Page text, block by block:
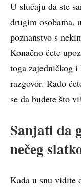
U slučaju da ste
drugim osobama,
poznanstvo s
Konačno ćete
toga zajedničkog
razgovor. Rado
se da budete što
Sanjati da
nečeg
Kada u snu vidite